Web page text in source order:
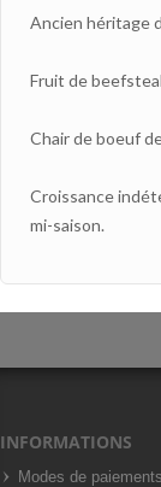
Ancien héritage
Fruit de
Chair de boeuf
Croissance
mi-saison.
INFORMATIONS
Modes de paiements